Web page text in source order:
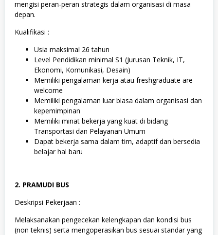
mengisi peran-peran strategis dalam organisasi di masa
depan.
Kualifikasi :
Usia maksimal 26 tahun
Level Pendidikan minimal S1 (Jurusan Teknik, IT,
Ekonomi, Komunikasi, Desain)
Memiliki pengalaman kerja atau freshgraduate are
welcome
Memiliki pengalaman luar biasa dalam organisasi dan
kepemimpinan
Memiliki minat bekerja yang kuat di bidang
Transportasi dan Pelayanan Umum
Dapat bekerja sama dalam tim, adaptif dan bersedia
belajar hal baru
2. PRAMUDI BUS
Deskripsi Pekerjaan :
Melaksanakan pengecekan kelengkapan dan kondisi bus
(non teknis) serta mengoperasikan bus sesuai standar yang